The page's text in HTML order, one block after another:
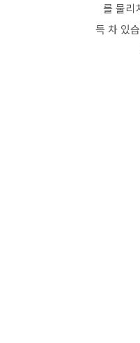
를 물리
득 차 있